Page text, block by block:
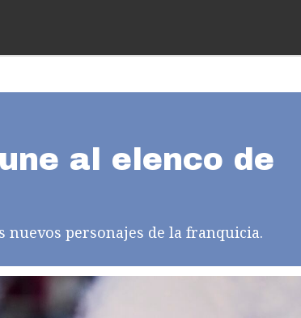
al elenco de
nuevos personajes de la franquicia.